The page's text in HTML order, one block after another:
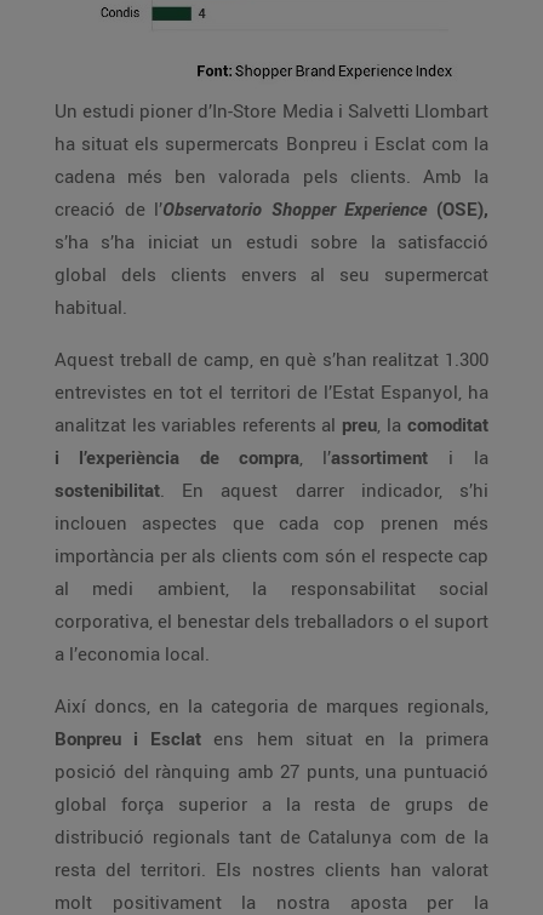
Un estudi pioner d’In-Store Media i Salvetti Llombart
ha situat els supermercats Bonpreu i Esclat com la
cadena més ben valorada pels clients. Amb la
creació de l’Observatorio Shopper Experience (OSE),
s’ha s’ha iniciat un estudi sobre la satisfacció
global dels clients envers al seu supermercat
habitual.
Aquest treball de camp, en què s’han realitzat 1.300
entrevistes en tot el territori de l’Estat Espanyol, ha
analitzat les variables referents al preu, la comoditat
i l’experiència de compra, l’assortiment i la
sostenibilitat. En aquest darrer indicador, s’hi
inclouen aspectes que cada cop prenen més
importància per als clients com són el respecte cap
al medi ambient, la responsabilitat social
corporativa, el benestar dels treballadors o el suport
a l’economia local.
Així doncs, en la categoria de marques regionals,
Bonpreu i Esclat ens hem situat en la primera
posició del rànquing amb 27 punts, una puntuació
global força superior a la resta de grups de
distribució regionals tant de Catalunya com de la
resta del territori. Els nostres clients han valorat
molt positivament la nostra aposta per la